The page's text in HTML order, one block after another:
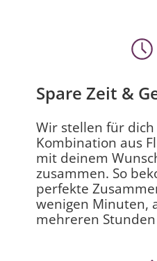
Spare Zeit &
Wir stellen für
Kombination aus
mit deinem
zusammen. So
perfekte
wenigen Minuten,
mehreren Stunden